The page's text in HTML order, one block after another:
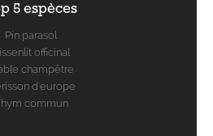
5 espèces
Pin parasol
officinal
champêtre
d'europe
commun